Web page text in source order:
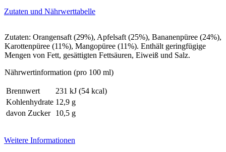
Zutaten und Nährwerttabelle
Zutaten: Orangensaft (29%), Apfelsaft (25%), Bananenpüree (24%),
Karottenpüree (11%), Mangopüree (11%). Enthält geringfügige
Mengen von Fett, gesättigten Fettsäuren, Eiweiß und Salz.
Nährwertinformation (pro 100 ml)
Brennwert
231 kJ (54 kcal)
Kohlenhydrate 12,9 g
davon Zucker
10,5 g
Weitere Informationen